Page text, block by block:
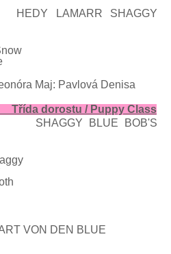
LAMARR SHAGGY
Maj: Pavlová Denisa
dorostu / Puppy Class
BLUE BOB'S
VON DEN BLUE